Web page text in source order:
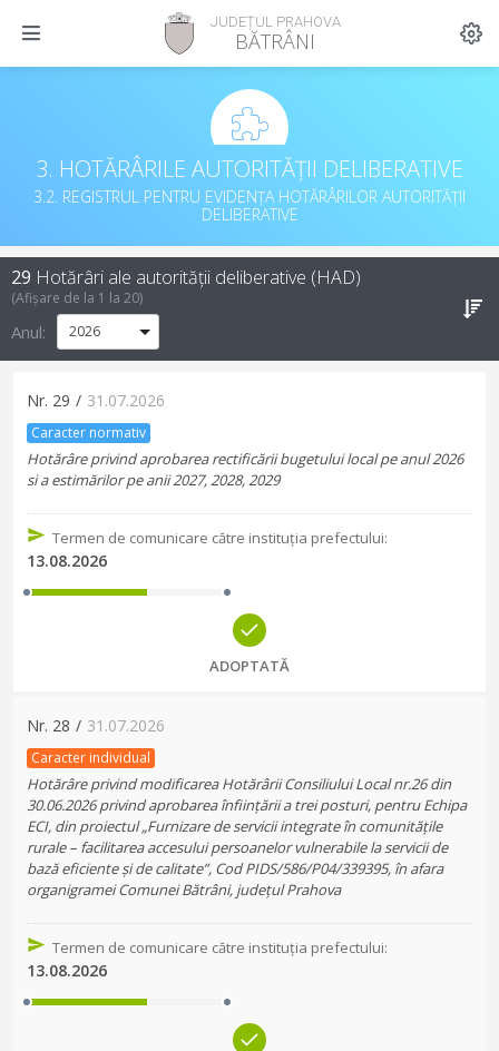
JUDEȚUL PRAHOVA
BĂTRÂNI
3. HOTĂRÂRILE AUTORITĂȚII DELIBERATIVE
3.2. REGISTRUL PENTRU EVIDENȚA HOTĂRÂRILOR AUTORITĂȚII
DELIBERATIVE
29 Hotărâri ale autorității deliberative (HAD)
(Afișare de la 1 la 20)
Anul:
Nr. 29 / 31.07.2026
Caracter normativ
Hotărâre privind aprobarea rectificării bugetului local pe anul 2026
si a estimărilor pe anii 2027, 2028, 2029
Termen de comunicare către instituția prefectului:
13.08.2026
ADOPTATĂ
Nr. 28 / 31.07.2026
Caracter individual
Hotărâre privind modificarea Hotărârii Consiliului Local nr.26 din
30.06.2026 privind aprobarea înființării a trei posturi, pentru Echipa
ECI, din proiectul „Furnizare de servicii integrate în comunitățile
rurale – facilitarea accesului persoanelor vulnerabile la servicii de
bază eficiente și de calitate”, Cod PIDS/586/P04/339395, în afara
organigramei Comunei Bătrâni, județul Prahova
Termen de comunicare către instituția prefectului:
13.08.2026